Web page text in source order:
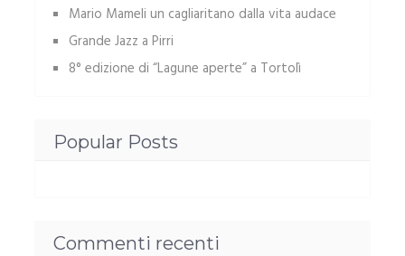
Mario Mameli un cagliaritano dalla vita audace
Grande Jazz a Pirri
8° edizione di “Lagune aperte” a Tortolì
Popular Posts
Commenti recenti